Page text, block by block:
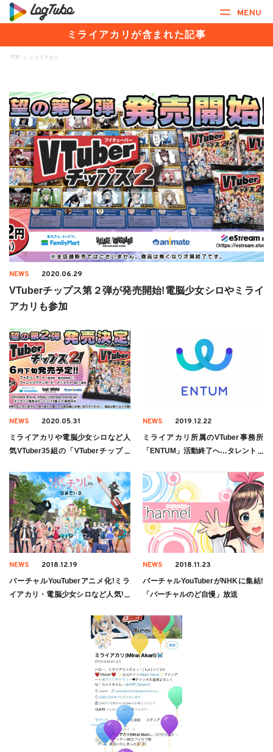
MENU
ミライアカリが含まれた記事
TOP > ミライアカリ
NEWS 2020.06.29
VTuberチップス第２弾が発売開始!電脳少女シロやミライ
アカリも参加
NEWS 2020.05.31
ミライアカリや電脳少女シロなど人
気VTuber35組の「VTuberチップス
NEWS 2019.12.22
ミライアカリ所属のVTuber事務所
「ENTUM」活動終了へ…タレントの
NEWS 2018.12.19
バーチャルYouTuberアニメ化!ミラ
イアカリ・電脳少女シロなど人気VT
NEWS 2018.11.23
バーチャルYouTuberがNHKに集結!
「バーチャルのど自慢」放送